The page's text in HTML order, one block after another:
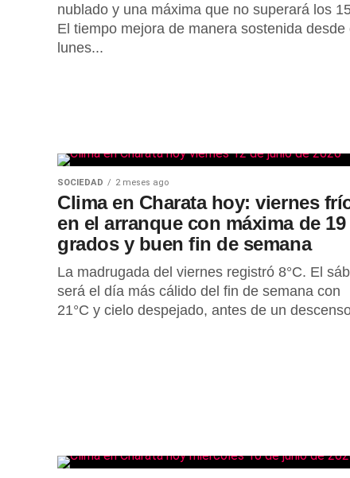
nublado y una máxima que no superará los
El tiempo mejora de manera sostenida desde
lunes...
SOCIEDAD 2 meses ago
Clima en Charata hoy: viernes
en el arranque con máxima de 19
grados y buen fin de semana
La madrugada del viernes registró 8°C. El
será el día más cálido del fin de semana con
21°C y cielo despejado, antes de un